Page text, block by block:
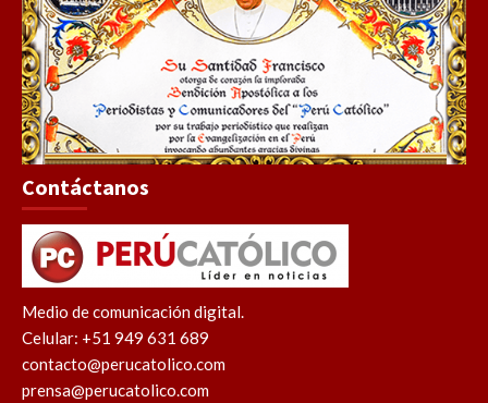
Contáctanos
Medio de comunicación digital.
Celular: +51 949 631 689
contacto@perucatolico.com
prensa@perucatolico.com